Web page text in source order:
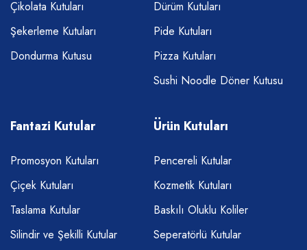
Çikolata Kutuları
Şekerleme Kutuları
Dondurma Kutusu
Dürüm Kutuları
Pide Kutuları
Pizza Kutuları
Sushi Noodle Döner Kutusu
Fantazi Kutular
Promosyon Kutuları
Çiçek Kutuları
Taslama Kutular
Silindir ve Şekilli Kutular
Ürün Kutuları
Pencereli Kutular
Kozmetik Kutuları
Baskılı Oluklu Koliler
Seperatörlü Kutular